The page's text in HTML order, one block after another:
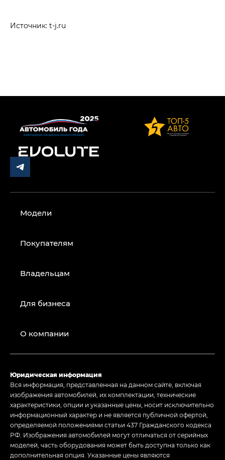
Источник: t-j.ru
Модели
Покупателям
Владельцам
Для бизнеса
О компании
Юридическая информация
Вся информация, представленная на данном сайте, включая
изображения автомобилей, их комплектации, технические
характеристики, опции и указанные цены, носит исключительно
информационный характер и не является публичной офертой,
определяемой положениями статьи 437 Гражданского кодекса
РФ. Изображения автомобилей могут отличаться от серийных
моделей, часть оборудования может быть доступна только как
дополнительная опция. Указанные цены являются